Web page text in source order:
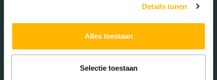
Details tonen
Alles toestaan
Selectie toestaan
mailadres
Type hier jouw bericht